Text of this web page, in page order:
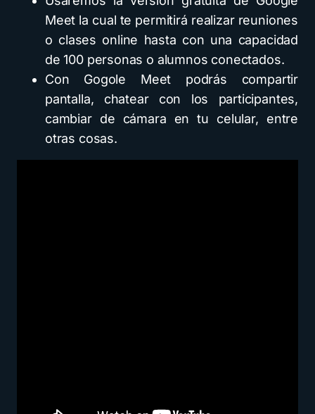
Meet la cual te permitirá realizar reuniones
o clases online hasta con una capacidad
de 100 personas o alumnos conectados.
Con Gogole Meet podrás compartir
pantalla, chatear con los participantes,
cambiar de cámara en tu celular, entre
otras cosas.